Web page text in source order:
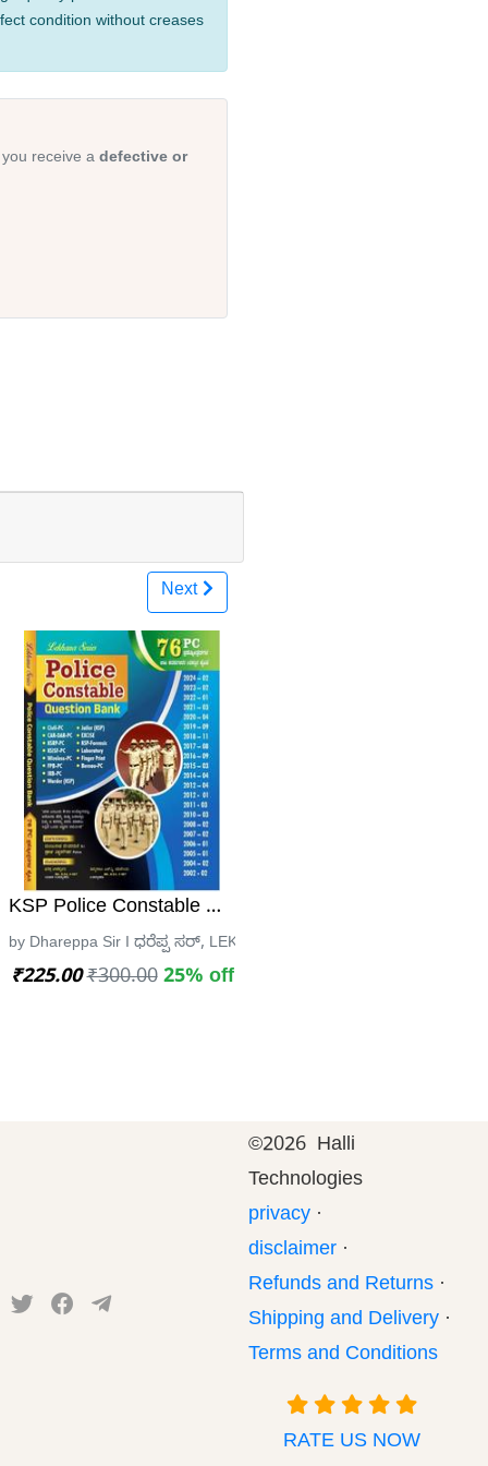
condition without creases
receive adefective or
Next
| Rekha SH
KSP Police Constable Question Bank (76 PC
by Dhareppa Sir I ಧರೆಪ್ಪ ಸರ್, LEKHANA SERIES I ಲೇಖನ ಸೀರೀಸ್
₹225.00 ₹300.00 25% off
©2026 Halli
Technologies
privacy ·
disclaimer ·
Refunds and Returns ·
Shipping and Delivery ·
Terms and Conditions
RATE US NOW